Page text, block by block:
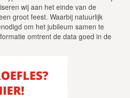
wij aan het einde van de
groot feest. Waarbij natuurlijk
om het jubileum samen te
omtrent de data goed in de